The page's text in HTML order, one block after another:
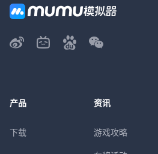
产品
下载
资讯
游戏攻略